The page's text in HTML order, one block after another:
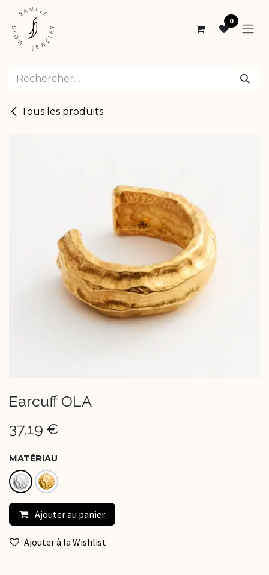
Se rendre au contenu
0
Tous les produits
Earcuff OLA
37,19 €
MATÉRIAU
Ajouter au panier
Ajouter à la Wishlist